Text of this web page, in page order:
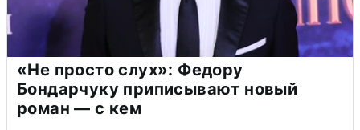
«Не просто слух»: Федору
Бондарчуку приписывают новый
роман — с кем